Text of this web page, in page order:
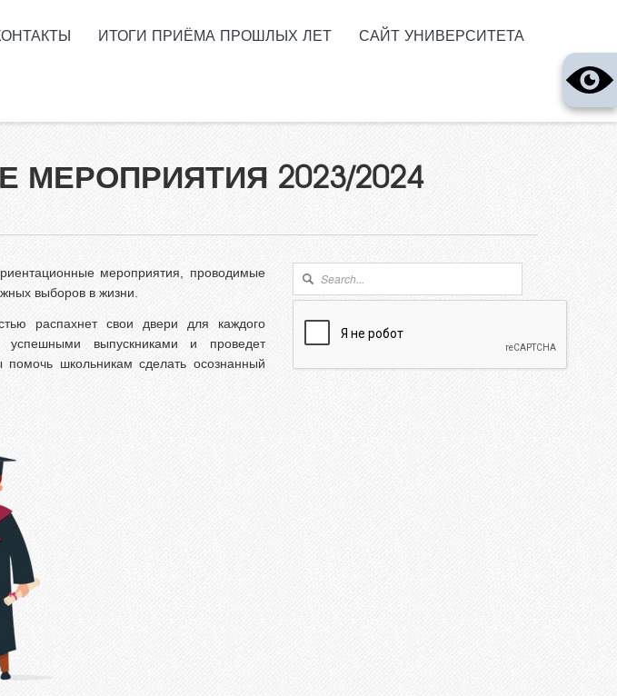
ИТОГИ ПРИЁМА ПРОШЛЫХ ЛЕТ САЙТ УНИВЕРСИТЕТА
2023/2024
мероприятия, проводимые
выборов в жизни.
распахнет свои двери для каждого
успешными выпускниками и проведет
школьникам сделать осознанный
Форма поиска
Поиск